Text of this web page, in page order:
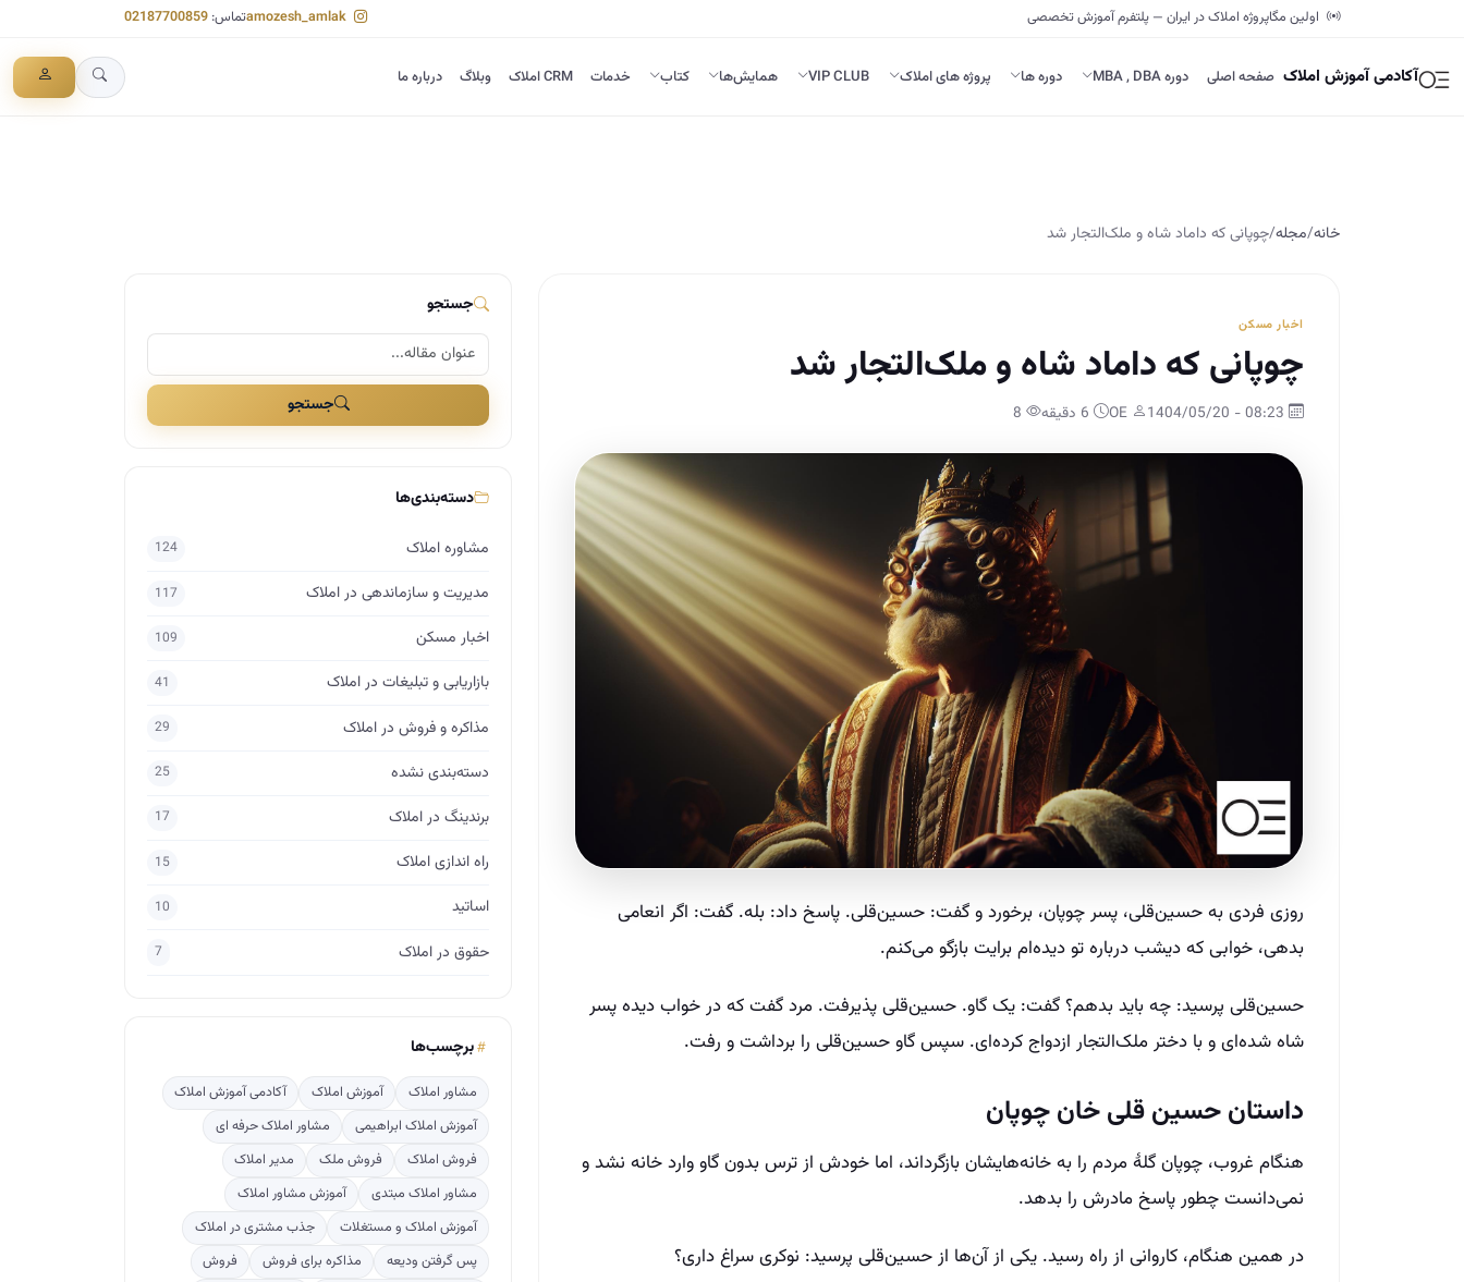
اولین مگاپروژه املاک در ایران — پلتفرم آموزش تخصصی تماس: 02187700859
آکادمی آموزش املاک صفحه اصلی دوره MBA , DBA دوره ها پروژه های املاک VIP CLUB همایش‌ها کتاب خدمات CRM املاک وبلاگ درباره ما
خانه/مجله/چوپانی که داماد شاه و ملک‌التجار شد
اخبار مسکن
چوپانی که داماد شاه و ملک‌التجار شد
روزی فردی به حسین‌قلی، پسر چوپان، برخورد و گفت: حسین‌قلی. پاسخ داد: بله. گفت: اگر انعامی
بدهی، خوابی که دیشب درباره تو دیده‌ام برایت بازگو می‌کنم.
حسین‌قلی پرسید: چه باید بدهم؟ گفت: یک گاو. حسین‌قلی پذیرفت. مرد گفت که در خواب دیده پسر
شاه شده‌ای و با دختر ملک‌التجار ازدواج کرده‌ای. سپس گاو حسین‌قلی را برداشت و رفت.
داستان حسین‌ قلی خان چوپان
هنگام غروب، چوپان گلهٔ مردم را به خانه‌هایشان بازگرداند، اما خودش از ترس بدون گاو وارد خانه نشد و
نمی‌دانست چطور پاسخ مادرش را بدهد.
در همین هنگام، کاروانی از راه رسید. یکی از آن‌ها از حسین‌قلی پرسید: نوکری سراغ داری؟
جستجو
جستجو
دسته‌بندی‌ها
مشاوره املاک 124
مدیریت و سازماندهی در املاک 117
اخبار مسکن 109
بازاریابی و تبلیغات در املاک 41
مذاکره و فروش در املاک 29
دسته‌بندی نشده 25
برندینگ در املاک 17
راه اندازی املاک 15
اساتید 10
حقوق در املاک 7
برچسب‌ها
مشاور املاک آموزش املاک
آکادمی آموزش املاک
آموزش املاک ابراهیمی
مشاور املاک حرفه ای
فروش املاک
فروش ملک
مدیر املاک
مشاور املاک مبتدی
آموزش مشاور املاک
آموزش املاک و مستغلات
جذب مشتری در املاک
پس گرفتن ودیعه
مذاکره برای فروش
فروش